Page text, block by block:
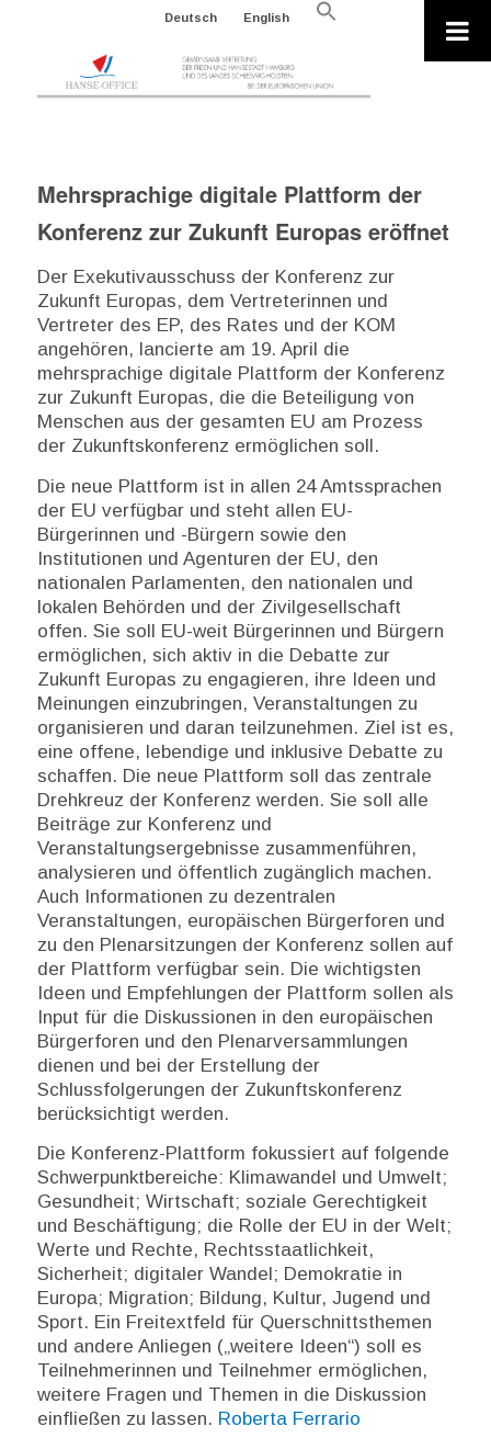
Deutsch English
Search
Mehrsprachige digitale Plattform der
Konferenz zur Zukunft Europas eröffnet
Der Exekutivausschuss der Konferenz zur
Zukunft Europas, dem Vertreterinnen und
Vertreter des EP, des Rates und der KOM
angehören, lancierte am 19. April die
mehrsprachige digitale Plattform der Konferenz
zur Zukunft Europas, die die Beteiligung von
Menschen aus der gesamten EU am Prozess
der Zukunftskonferenz ermöglichen soll.
Die neue Plattform ist in allen 24 Amtssprachen
der EU verfügbar und steht allen EU-
Bürgerinnen und -Bürgern sowie den
Institutionen und Agenturen der EU, den
nationalen Parlamenten, den nationalen und
lokalen Behörden und der Zivilgesellschaft
offen. Sie soll EU-weit Bürgerinnen und Bürgern
ermöglichen, sich aktiv in die Debatte zur
Zukunft Europas zu engagieren, ihre Ideen und
Meinungen einzubringen, Veranstaltungen zu
organisieren und daran teilzunehmen. Ziel ist es,
eine offene, lebendige und inklusive Debatte zu
schaffen. Die neue Plattform soll das zentrale
Drehkreuz der Konferenz werden. Sie soll alle
Beiträge zur Konferenz und
Veranstaltungsergebnisse zusammenführen,
analysieren und öffentlich zugänglich machen.
Auch Informationen zu dezentralen
Veranstaltungen, europäischen Bürgerforen und
zu den Plenarsitzungen der Konferenz sollen auf
der Plattform verfügbar sein. Die wichtigsten
Ideen und Empfehlungen der Plattform sollen als
Input für die Diskussionen in den europäischen
Bürgerforen und den Plenarversammlungen
dienen und bei der Erstellung der
Schlussfolgerungen der Zukunftskonferenz
berücksichtigt werden.
Die Konferenz-Plattform fokussiert auf folgende
Schwerpunktbereiche: Klimawandel und Umwelt;
Gesundheit; Wirtschaft; soziale Gerechtigkeit
und Beschäftigung; die Rolle der EU in der Welt;
Werte und Rechte, Rechtsstaatlichkeit,
Sicherheit; digitaler Wandel; Demokratie in
Europa; Migration; Bildung, Kultur, Jugend und
Sport. Ein Freitextfeld für Querschnittsthemen
und andere Anliegen („weitere Ideen“) soll es
Teilnehmerinnen und Teilnehmer ermöglichen,
weitere Fragen und Themen in die Diskussion
einfließen zu lassen. Roberta Ferrario